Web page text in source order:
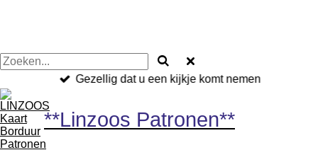
Gezellig dat u een kijkje komt nemen
**Linzoos Patronen**